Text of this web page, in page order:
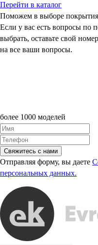
Перейти в каталог
Поможем в выборе
Если у вас есть вопросы по
выбрать, оставьте свой
на все ваши вопросы.
более 1000 моделей
Свяжитесь с нами
Отправляя форму, вы даете
персональных данных.